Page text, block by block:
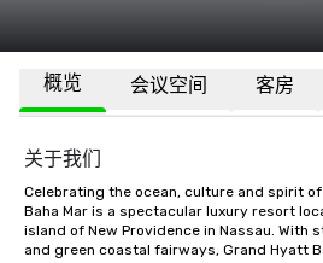
概览 会议空间 客房
关于我们
Celebrating the ocean, culture and spirit
Baha Mar is a spectacular luxury resort
island of New Providence in Nassau. With
and green coastal fairways, Grand Hyatt